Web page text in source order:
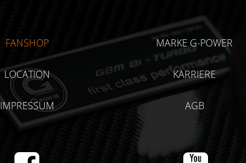
FANSHOP MARKE G-POWER
LOCATION KARRIERE
IMPRESSUM AGB